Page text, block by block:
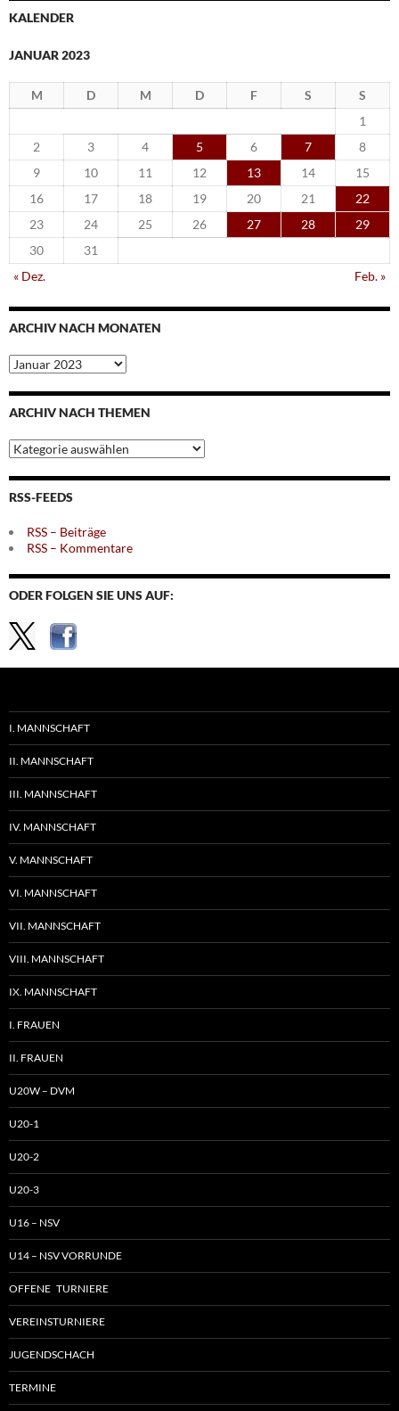
KALENDER
JANUAR 2023
M D M D F S
S
1
2
3 4 5 6 7
8
9
10 11 12 13 14
15
16
17 18 19 20 21
22
23
24 25 26 27 28
29
30
31
« Dez.
Feb. »
ARCHIV NACH MONATEN
Archiv
nach
Monaten
ARCHIV NACH THEMEN
Archiv
nach
Themen
RSS-FEEDS
RSS – Beiträge
RSS – Kommentare
ODER FOLGEN SIE UNS AUF:
I. MANNSCHAFT
II. MANNSCHAFT
III. MANNSCHAFT
IV. MANNSCHAFT
V. MANNSCHAFT
VI. MANNSCHAFT
VII. MANNSCHAFT
VIII. MANNSCHAFT
IX. MANNSCHAFT
I. FRAUEN
II. FRAUEN
U20W – DVM
U20-1
U20-2
U20-3
U16 – NSV
U14 – NSV VORRUNDE
OFFENE TURNIERE
VEREINSTURNIERE
JUGENDSCHACH
TERMINE